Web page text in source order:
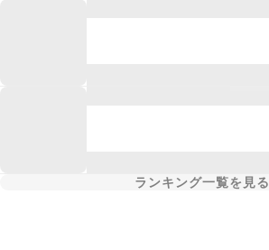
ランキング一覧を見る